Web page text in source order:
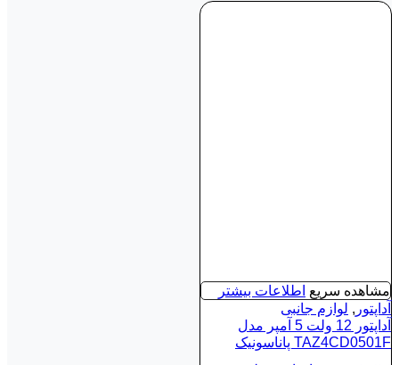
مشاهده سریع اطلاعات بیشتر
آداپتور , لوازم جانبی
آداپتور 12 ولت 5‌ آمپر مدل
TAZ4CD0501F پاناسونیک